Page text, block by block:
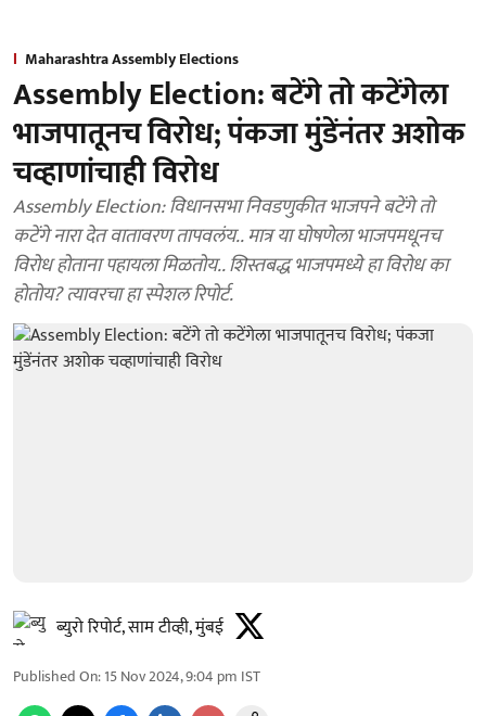
Maharashtra Assembly Elections
Assembly Election: बटेंगे तो कटेंगेला
भाजपातूनच विरोध; पंकजा मुंडेंनंतर अशोक
चव्हाणांचाही विरोध
Assembly Election: विधानसभा निवडणुकीत भाजपने बटेंगे तो
कटेंगे नारा देत वातावरण तापवलंय.. मात्र या घोषणेला भाजपमधूनच
विरोध होताना पहायला मिळतोय.. शिस्तबद्ध भाजपमध्ये हा विरोध का
होतोय? त्यावरचा हा स्पेशल रिपोर्ट.
ब्युरो रिपोर्ट, साम टीव्ही, मुंबई
Published On:15 Nov 2024, 9:04 pm IST